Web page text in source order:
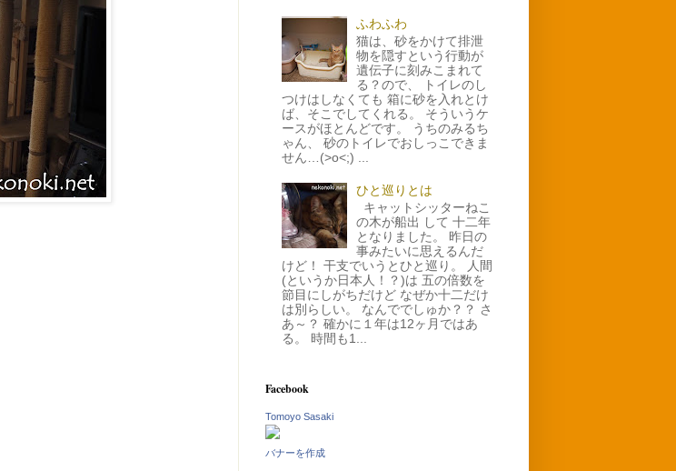
ふわふわ
猫は、砂をかけて排泄
物を隠すという行動が
遺伝子に刻みこまれて
る？ので、 トイレのし
つけはしなくても 箱に砂を入れとけ
ば、そこでしてくれる。 そういうケ
ースがほとんどです。 うちのみるち
ゃん、 砂のトイレでおしっこできま
せん…(>o<;) ...
ひと巡りとは
キャットシッターねこ
の木が船出 して 十二年
となりました。 昨日の
事みたいに思えるんだ
けど！ 干支でいうとひと巡り。 人間
(というか日本人！？)は 五の倍数を
節目にしがちだけど なぜか十二だけ
は別らしい。 なんででしゅか？？ さ
あ～？ 確かに１年は12ヶ月ではあ
る。 時間も1...
Facebook
Tomoyo Sasaki
バナーを作成